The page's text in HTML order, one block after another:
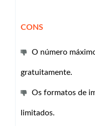
CONS
O número
gratuitamente.
Os formatos de
limitados.